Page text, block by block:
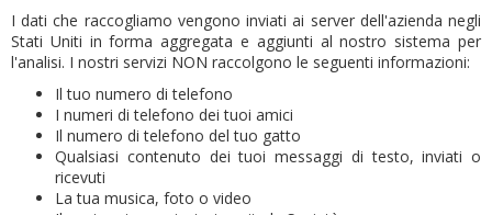
I dati che raccogliamo vengono inviati ai server dell'azienda negli
Stati Uniti in forma aggregata e aggiunti al nostro sistema per
l'analisi. I nostri servizi NON raccolgono le seguenti informazioni:
Il tuo numero di telefono
I numeri di telefono dei tuoi amici
Il numero di telefono del tuo gatto
Qualsiasi contenuto dei tuoi messaggi di testo, inviati o
ricevuti
La tua musica, foto o video